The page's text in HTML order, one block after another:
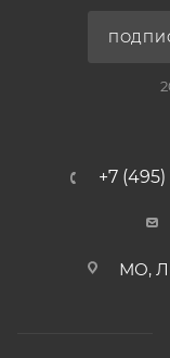
+7 (495)
МО,